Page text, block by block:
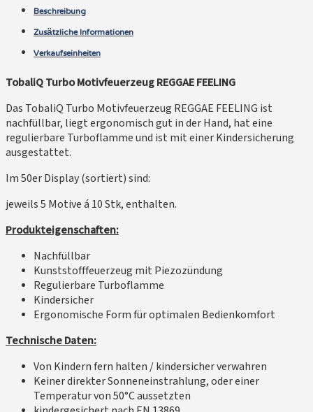
Beschreibung
Zusätzliche Informationen
Verkaufseinheiten
TobaliQ Turbo Motivfeuerzeug REGGAE FEELING
Das TobaliQ Turbo Motivfeuerzeug REGGAE FEELING ist
nachfüllbar, liegt ergonomisch gut in der Hand, hat eine
regulierbare Turboflamme und ist mit einer Kindersicherung
ausgestattet.
Im 50er Display (sortiert) sind:
jeweils 5 Motive á 10 Stk, enthalten.
Produkteigenschaften:
Nachfüllbar
Kunststofffeuerzeug mit Piezozündung
Regulierbare Turboflamme
Kindersicher
Ergonomische Form für optimalen Bedienkomfort
Technische Daten:
Von Kindern fern halten / kindersicher verwahren
Keiner direkter Sonneneinstrahlung, oder einer
Temperatur von 50°C aussetzten